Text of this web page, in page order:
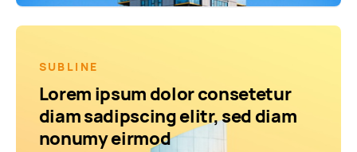
SUBLINE
Lorem ipsum dolor consetetur
diam sadipscing elitr, sed diam
nonumy eirmod